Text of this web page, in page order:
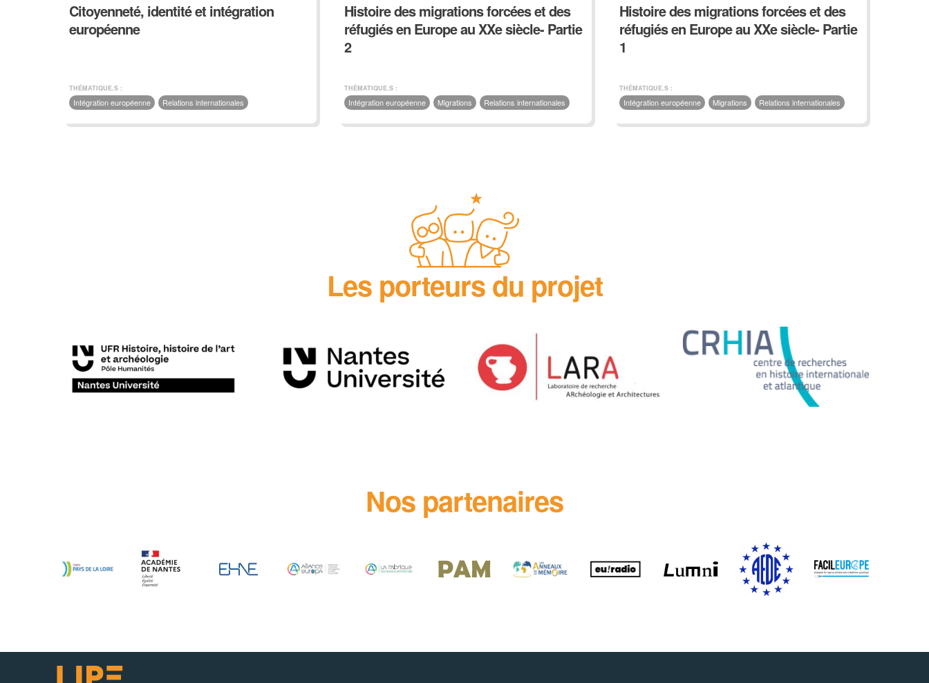
Citoyenneté, identité et intégration
européenne
THÉMATIQUE.S :
Intégration européenne Relations internationales
Histoire des migrations forcées et des
réfugiés en Europe au XXe siècle- Partie
2
THÉMATIQUE.S :
Intégration européenne Migrations Relations internationales
Histoire des migrations forcées et des
réfugiés en Europe au XXe siècle- Partie
1
THÉMATIQUE.S :
Intégration européenne Migrations Relations internationales
Les porteurs du projet
Nos partenaires